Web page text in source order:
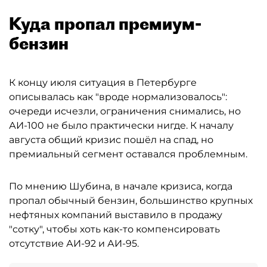
Куда пропал премиум-
бензин
К концу июля ситуация в Петербурге
описывалась как "вроде нормализовалось":
очереди исчезли, ограничения снимались, но
АИ-100 не было практически нигде. К началу
августа общий кризис пошёл на спад, но
премиальный сегмент оставался проблемным.
По мнению Шубина, в начале кризиса, когда
пропал обычный бензин, большинство крупных
нефтяных компаний выставило в продажу
"сотку", чтобы хоть как-то компенсировать
отсутствие АИ-92 и АИ-95.